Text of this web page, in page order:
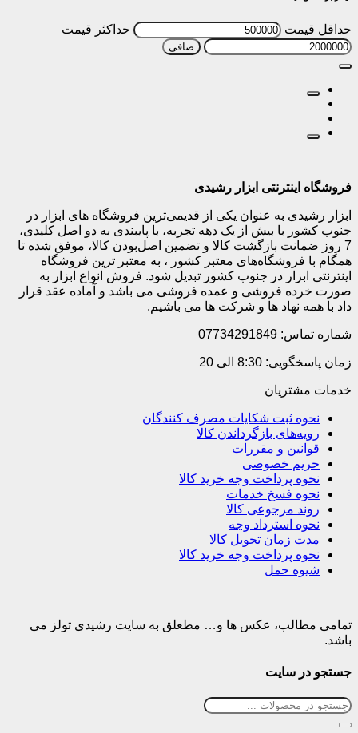
حداقل قیمت حداكثر قيمت
صافی
فروشگاه اینترنتی ابزار رشیدی
ابزار رشیدی به عنوان یکی از قدیمی‌ترین فروشگاه های ابزار در
جنوب کشور با بیش از یک دهه تجربه، با پایبندی به دو اصل کلیدی،
7 روز ضمانت بازگشت کالا و تضمین اصل‌بودن کالا، موفق شده تا
همگام با فروشگاه‌های معتبر کشور ، به معتبر ترین فروشگاه
اینترنتی ابزار در جنوب کشور تبدیل شود. فروش انواع ابزار به
صورت خرده فروشی و عمده فروشی می باشد و آماده عقد قرار
داد با همه نهاد ها و شرکت ها می باشیم.
شماره تماس: 07734291849
زمان پاسخگویی: 8:30 الی 20
خدمات مشتریان
نحوه ثبت شکایات مصرف کنندگان
رویه‌های بازگرداندن کالا
قوانین و مقررات
حریم خصوصی
نحوه پرداخت وجه خرید کالا
نحوه فسخ خدمات
روند مرجوعی کالا
نحوه استرداد وجه
مدت زمان تحویل کالا
نحوه پرداخت وجه خرید کالا
شیوه حمل
تمامی مطالب، عکس ها و… مطعلق به سایت رشیدی تولز می
باشد.
جستجو در سایت